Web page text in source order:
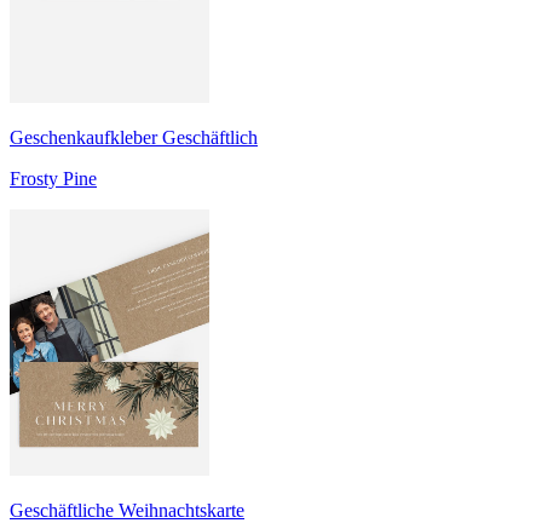
Geschenkaufkleber Geschäftlich
Frosty Pine
Geschäftliche Weihnachtskarte